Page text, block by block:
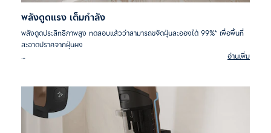
พลังดูดแรง เต็มกำลัง
พลังดูดประสิทธิภาพสูง ทดสอบแล้วว่าสามารถขจัดฝุ่นละอองได้ 99%* เพื่อพื้นที่
สะอาดปราศจากฝุ่นผง
อ่านเพิ่ม